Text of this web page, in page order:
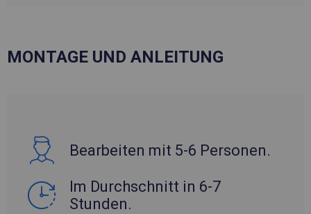
MONTAGE UND ANLEITUNG
Bearbeiten mit 5-6 Personen.
Im Durchschnitt in 6-7
Stunden.